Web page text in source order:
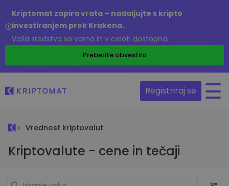
Kriptomat zapira vrata – nadaljujte s kripto
investiranjem prek Krakena.
Vaša sredstva so varna in v celoti dostopna.
Preberite obvestilo
Registriraj se
Vrednost kriptovalut
Kriptovalute - cene in tečaji